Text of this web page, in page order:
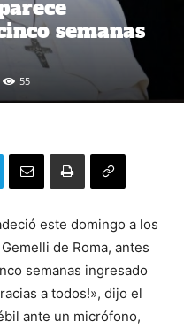
semanas
55
este domingo a los
de Roma, antes
semanas ingresado
a todos!», dijo el
ante un micrófono,